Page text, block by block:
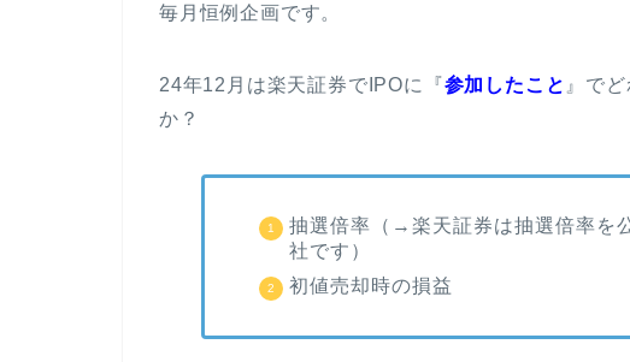
毎月恒例企画です。
24年12月は楽天証券でIPOに『参加したこと 』で
か？
抽選倍率（→楽天証券は抽選倍率を
社です）
初値売却時の損益